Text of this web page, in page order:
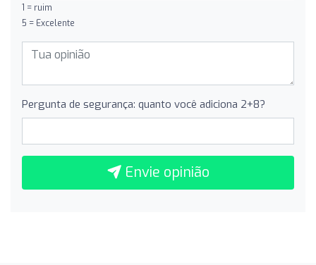
1 = ruim
5 = Excelente
Pergunta de segurança: quanto você adiciona 2+8?
Envie opinião